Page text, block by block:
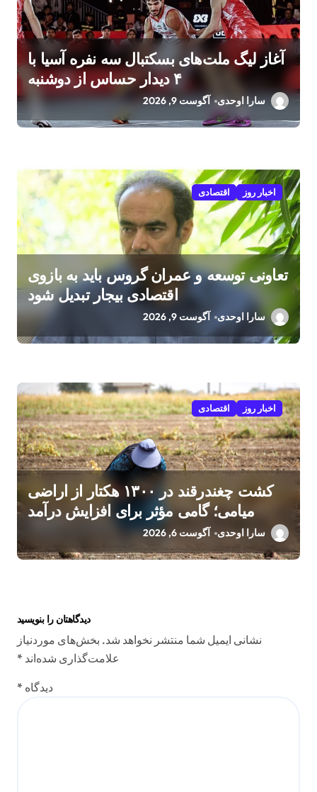
آغاز لیگ ملت‌های بسکتبال سه نفره آسیا با
۴ دیدار حساس از دوشنبه
سارا اوحدی آگوست 9, 2026
اخبار روز اقتصادی
تعاونی توسعه و عمران گروس باید به بازوی
اقتصادی بیجار تبدیل شود
سارا اوحدی آگوست 9, 2026
اخبار روز اقتصادی
کشت چغندرقند در ۱۳۰۰ هکتار از اراضی
میامی؛ گامی مؤثر برای افزایش درآمد
سارا اوحدی آگوست 6, 2026
دیدگاهتان را بنویسید
نشانی ایمیل شما منتشر نخواهد شد. بخش‌های موردنیاز
علامت‌گذاری شده‌اند *
دیدگاه *